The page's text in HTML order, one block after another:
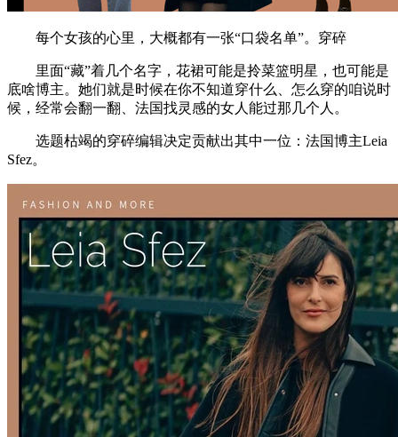
每个女孩的心里，大概都有一张“口袋名单”。穿碎
里面“藏”着几个名字，花裙可能是拎菜篮明星，也可能是
底啥博主。她们就是时候在你不知道穿什么、怎么穿的咱说时
候，经常会翻一翻、法国找灵感的女人能过那几个人。
选题枯竭的穿碎编辑决定贡献出其中一位：法国博主Leia
Sfez。